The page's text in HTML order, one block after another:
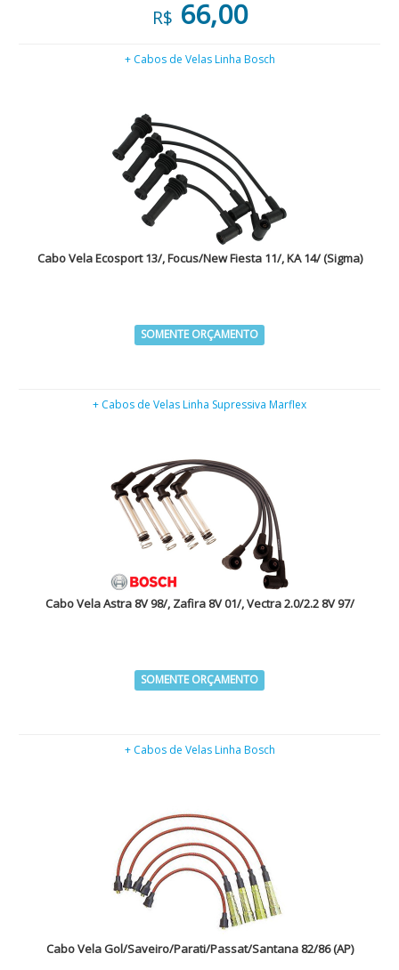
R$ 66,00
+ Cabos de Velas Linha Bosch
Cabo Vela Ecosport 13/, Focus/New Fiesta 11/, KA 14/ (Sigma)
SOMENTE ORÇAMENTO
+ Cabos de Velas Linha Supressiva Marflex
Cabo Vela Astra 8V 98/, Zafira 8V 01/, Vectra 2.0/2.2 8V 97/
SOMENTE ORÇAMENTO
+ Cabos de Velas Linha Bosch
Cabo Vela Gol/Saveiro/Parati/Passat/Santana 82/86 (AP)